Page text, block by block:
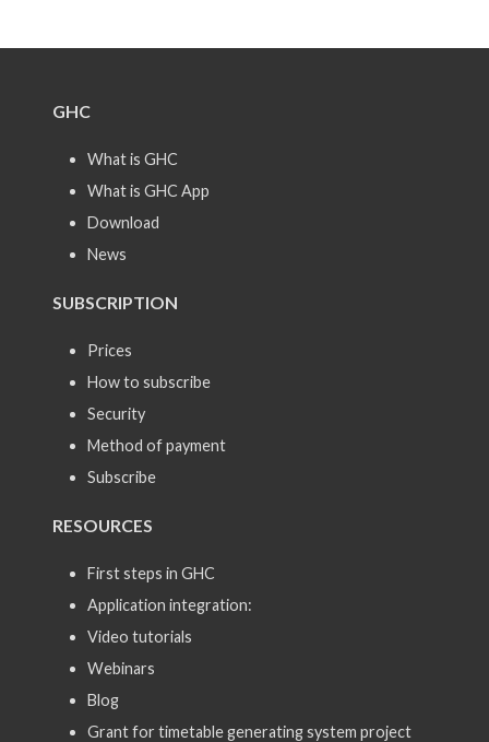
GHC
What is GHC
What is GHC App
Download
News
SUBSCRIPTION
Prices
How to subscribe
Security
Method of payment
Subscribe
RESOURCES
First steps in GHC
Application integration:
Video tutorials
Webinars
Blog
Grant for timetable generating system project